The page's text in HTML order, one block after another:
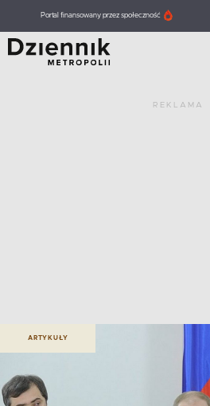
Portal finansowany przez społeczność
REKLAMA
ARTYKUŁY